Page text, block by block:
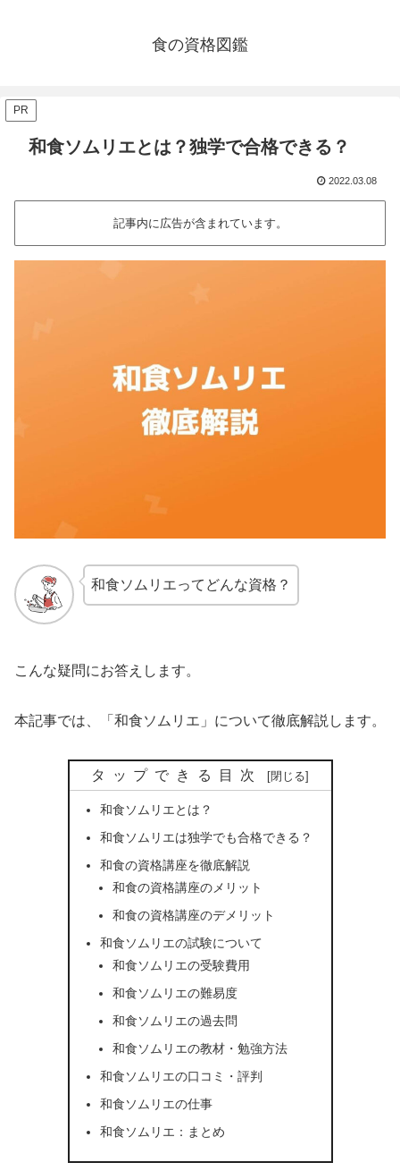
食の資格図鑑
PR
和食ソムリエとは？独学で合格できる？
2022.03.08
記事内に広告が含まれています。
和食ソムリエってどんな資格？
こんな疑問にお答えします。
本記事では、「和食ソムリエ」について徹底解説します。
タップできる目次
和食ソムリエとは？
和食ソムリエは独学でも合格できる？
和食の資格講座を徹底解説
和食の資格講座のメリット
和食の資格講座のデメリット
和食ソムリエの試験について
和食ソムリエの受験費用
和食ソムリエの難易度
和食ソムリエの過去問
和食ソムリエの教材・勉強方法
和食ソムリエの口コミ・評判
和食ソムリエの仕事
和食ソムリエ：まとめ